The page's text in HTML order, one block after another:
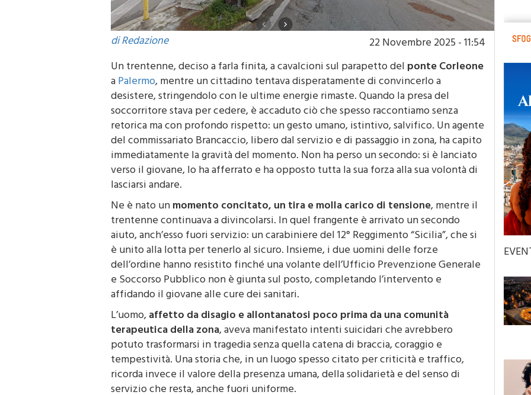
di Redazione
22 Novembre 2025 - 11:54
Un trentenne, deciso a farla finita, a cavalcioni sul parapetto delponte Corleone
aPalermo, mentre un cittadino tentava disperatamente di convincerlo a
desistere, stringendolo con le ultime energie rimaste. Quando la presa del
soccorritore stava per cedere, è accaduto ciò che spesso raccontiamo senza
retorica ma con profondo rispetto: un gesto umano, istintivo, salvifico. Un agente
del commissariato Brancaccio, libero dal servizio e di passaggio in zona, ha capito
immediatamente la gravità del momento. Non ha perso un secondo: si è lanciato
verso il giovane, lo ha afferrato e ha opposto tutta la sua forza alla sua volontà di
lasciarsi andare.
Ne è nato unmomento concitato, un tira e molla carico di tensione , mentre il
trentenne continuava a divincolarsi. In quel frangente è arrivato un secondo
aiuto, anch’esso fuori servizio: un carabiniere del 12° Reggimento “Sicilia”, che si
è unito alla lotta per tenerlo al sicuro. Insieme, i due uomini delle forze
dell’ordine hanno resistito finché una volante dell’Ufficio Prevenzione Generale
e Soccorso Pubblico non è giunta sul posto, completando l’intervento e
affidando il giovane alle cure dei sanitari.
L’uomo, affetto da disagio e allontanatosi poco prima da una comunità
terapeutica della zona, aveva manifestato intenti suicidari che avrebbero
potuto trasformarsi in tragedia senza quella catena di braccia, coraggio e
tempestività. Una storia che, in un luogo spesso citato per criticità e traffico,
ricorda invece il valore della presenza umana, della solidarietà e del senso di
servizio che resta, anche fuori uniforme.